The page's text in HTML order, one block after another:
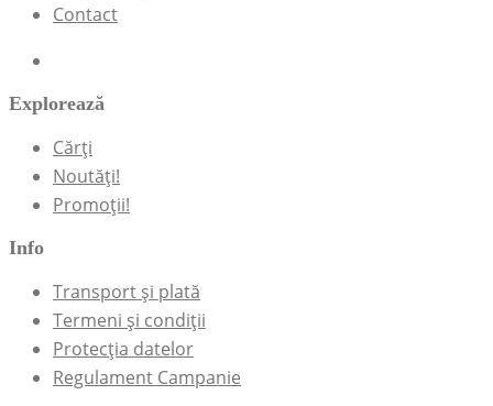
Contact
Explorează
Cărți
Noutăți!
Promoții!
Info
Transport și plată
Termeni și condiții
Protecția datelor
Regulament Campanie